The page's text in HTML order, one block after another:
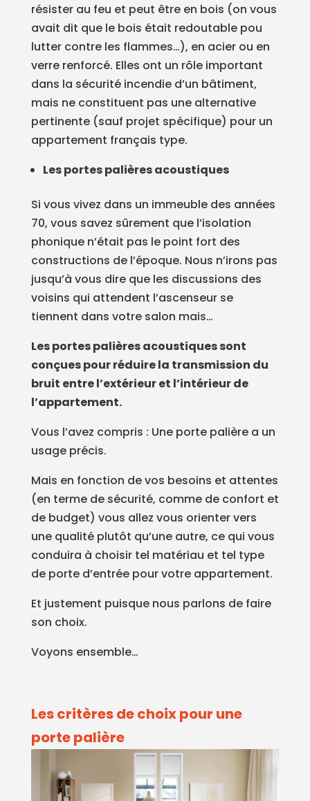
résister au feu et peut être en bois (on vous
avait dit que le bois était redoutable pou
lutter contre les flammes…), en acier ou en
verre renforcé. Elles ont un rôle important
dans la sécurité incendie d’un bâtiment,
mais ne constituent pas une alternative
pertinente (sauf projet spécifique) pour un
appartement français type.
Les portes palières acoustiques
Si vous vivez dans un immeuble des années
70, vous savez sûrement que l’isolation
phonique n’était pas le point fort des
constructions de l’époque. Nous n’irons pas
jusqu’à vous dire que les discussions des
voisins qui attendent l’ascenseur se
tiennent dans votre salon mais…
Les portes palières acoustiques sont
conçues pour réduire la transmission du
bruit entre l’extérieur et l’intérieur de
l’appartement.
Vous l’avez compris : Une porte palière a un
usage précis.
Mais en fonction de vos besoins et attentes
(en terme de sécurité, comme de confort et
de budget) vous allez vous orienter vers
une qualité plutôt qu’une autre, ce qui vous
conduira à choisir tel matériau et tel type
de porte d’entrée pour votre appartement.
Et justement puisque nous parlons de faire
son choix.
Voyons ensemble…
Les critères de choix pour une
porte palière